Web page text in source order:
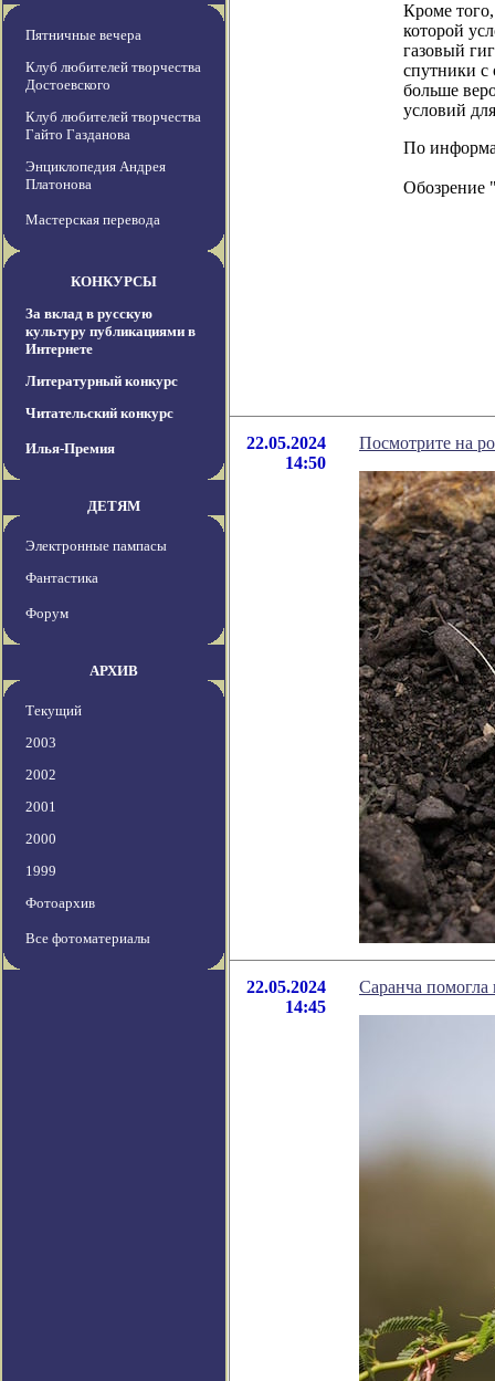
Пятничные вечера
Клуб любителей творчества
Достоевского
Клуб любителей творчества
Гайто Газданова
Энциклопедия Андрея
Платонова
Мастерская перевода
КОНКУРСЫ
За вклад в русскую
культуру публикациями в
Интернете
Литературный конкурс
Читательский конкурс
Илья-Премия
ДЕТЯМ
Электронные пампасы
Фантастика
Форум
АРХИВ
Текущий
2003
2002
2001
2000
1999
Фотоархив
Все фотоматериалы
Кроме
которой
газовый
спутники с
больше
условий
По
Обозрение
22.05.2024
14:50
Посмотрите на
22.05.2024
14:45
Саранча